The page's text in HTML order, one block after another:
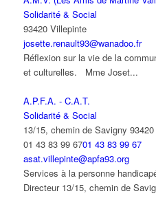
Solidarité & Social
93420 Villepinte
josette.renault93@wanadoo.fr
Réflexion sur la vie de la
et culturelles. Mme Joset...
A.P.F.A. - C.A.T.
Solidarité & Social
13/15, chemin de Savigny
01 43 83 99 6701 43 83 99 67
asat.villepinte@apfa93.org
Services à la personne
Directeur 13/15, chemin de